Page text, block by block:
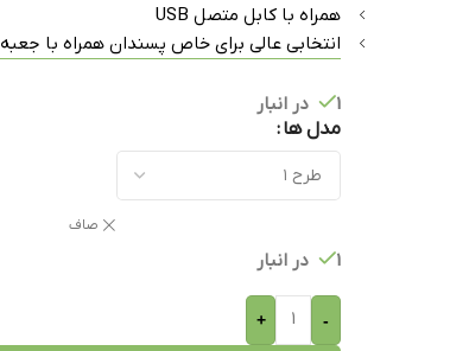
همراه با کابل متصل USB
انتخابی عالی برای خاص پسندان همراه با جعبه
1 در انبار
مدل ها
صاف
1 در انبار
-
+